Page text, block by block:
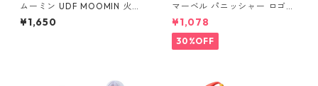
ムーミン UDF MOOMIN 火星
人 親子セット フィギュア
¥1,650
マーベル パニッシャー ロゴス
タッドピアス シルバー MARV
EL
¥1,078
30%OFF